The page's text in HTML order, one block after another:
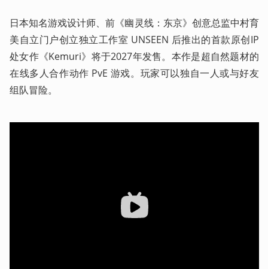
日本知名游戏设计师、前《幽灵线：东京》创意总监中村育
美自立门户创立独立工作室 UNSEEN 后推出的首款原创IP
处女作《Kemuri》将于2027年发售。本作是超自然题材的
在线多人合作动作 PvE 游戏。玩家可以独自一人或与好友
组队冒险。